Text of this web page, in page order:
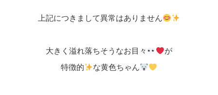
上記につきまして異常はありません
大きく溢れ落ちそうなお目々
が
特徴的
な黄色ちゃん